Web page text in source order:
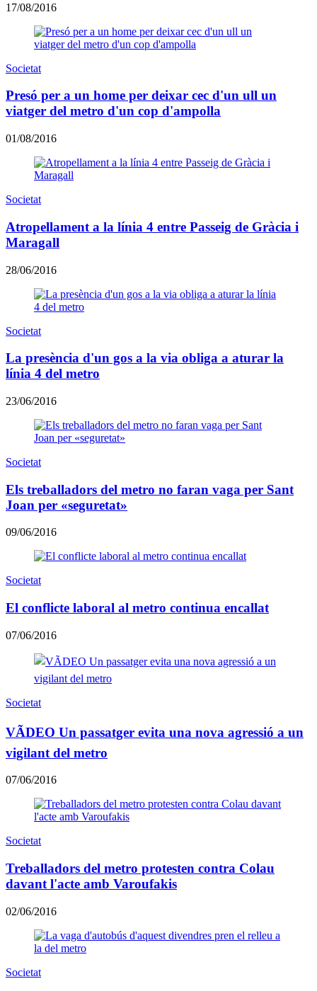
17/08/2016
Societat
Presó per a un home per deixar cec d'un ull un
viatger del metro d'un cop d'ampolla
01/08/2016
Societat
Atropellament a la línia 4 entre Passeig de Gràcia i
Maragall
28/06/2016
Societat
La presència d'un gos a la via obliga a aturar la
línia 4 del metro
23/06/2016
Societat
Els treballadors del metro no faran vaga per Sant
Joan per «seguretat»
09/06/2016
Societat
El conflicte laboral al metro continua encallat
07/06/2016
Societat
VÃDEO Un passatger evita una nova agressió a un
vigilant del metro
07/06/2016
Societat
Treballadors del metro protesten contra Colau
davant l'acte amb Varoufakis
02/06/2016
Societat